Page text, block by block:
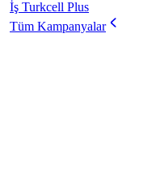
İş Turkcell Plus
Tüm Kampanyalar